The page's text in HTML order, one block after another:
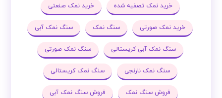
خرید نمک تصفیه شده خرید نمک صنعتی
خرید نمک صورتی سنگ نمک سنگ نمک آبی
سنگ نمک آبی کریستالی سنگ نمک صورتی
سنگ نمک نارنجی سنگ نمک کریستالی
فروش سنگ نمک فروش سنگ نمک آبی